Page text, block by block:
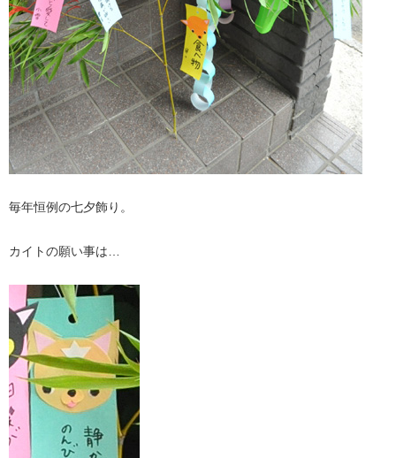
毎年恒例の七夕飾り。
カイトの願い事は…